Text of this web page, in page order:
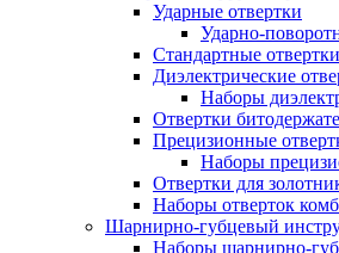
Ударные отвертки
Ударно-
Стандартные отвертки
Диэлектрические
Наборы
Отвертки
Прецизионные
Наборы
Отвертки для
Наборы отверток
Шарнирно-губцевый
Наборы шарнирно-